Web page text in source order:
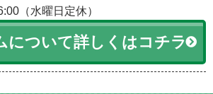
（水曜日定休）
について詳しくはコチラ